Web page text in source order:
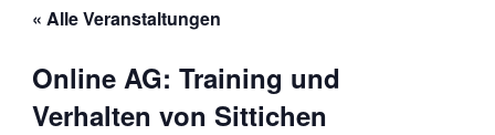
« Alle Veranstaltungen
Online AG: Training und
Verhalten von Sittichen